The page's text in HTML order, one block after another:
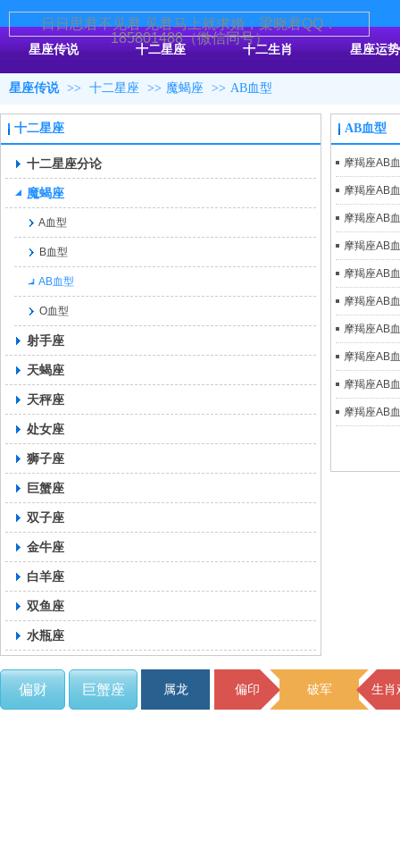
日日思君不见君 见君马上就求婚；梁晓君QQ：
185801488（微信同号）
星座传说 十二星座 十二生肖 星座运势
星座传说 >> 十二星座 >> 魔蝎座 >> AB血型
十二星座
十二星座分论
魔蝎座
A血型
B血型
AB血型
O血型
射手座
天蝎座
天秤座
处女座
狮子座
巨蟹座
双子座
金牛座
白羊座
双鱼座
水瓶座
AB血型
摩羯座AB
摩羯座AB
摩羯座AB
摩羯座AB
摩羯座AB
摩羯座AB
摩羯座AB
摩羯座AB
摩羯座AB
摩羯座AB
偏财 巨蟹座 偏印 破军 生肖
属龙